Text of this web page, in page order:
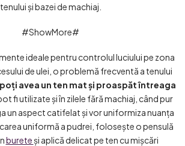
tenului și bazei de machiaj.
#ShowMore#
ideale pentru controlul luciului pe zona
de ulei, o problemă frecventă a tenului
avea un ten mat și proaspăt întreaga
fi utilizate și în zilele fără machiaj, când pur
un aspect catifelat și vor uniformiza nuanța
uniformă a pudrei, folosește o pensulă
bureteși aplică delicat pe ten cu mișcări